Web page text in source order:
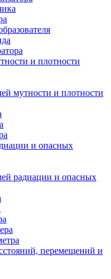
и плотности
мутности и плотности
и опасных
радиации и опасных
перемещений и